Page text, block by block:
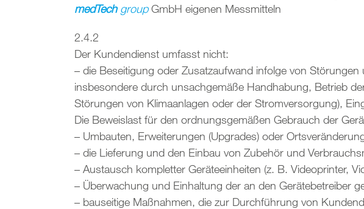
medTech groupGmbH eigenen Messmitteln
2.4.2
Der Kundendienst umfasst nicht:
– die Beseitigung oder Zusatzaufwand infolge von
insbesondere durch unsachgemäße Handhabung, Betrieb
Störungen von Klimaanlagen oder der Stromversorgung),
Die Beweislast für den ordnungsgemäßen Gebrauch der
– Umbauten, Erweiterungen (Upgrades) oder
– die Lieferung und den Einbau von Zubehör und
– Austausch kompletter Geräteeinheiten (z. B. Videoprinter,
– Überwachung und Einhaltung der an den Gerätebetreiber
– bauseitige Maßnahmen, die zur Durchführung von